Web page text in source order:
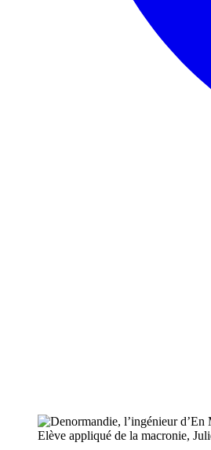
Elève appliqué de la macronie,